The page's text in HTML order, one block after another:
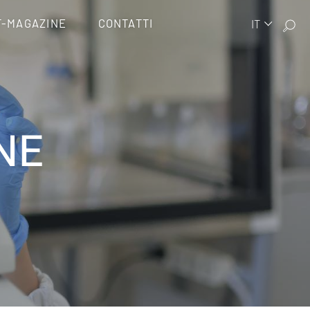
MAGAZINE CONTATTI IT